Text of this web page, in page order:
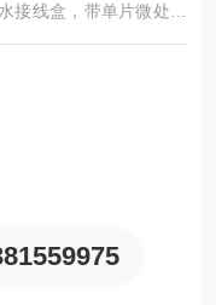
接线盒，带单片微处理
。超低台面结构，高度3
称量迅速，读字直观，